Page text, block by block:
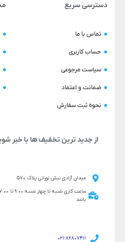
دسترسی سریع
تماس با ما
حساب کاربری
سیاست مرجوعی
ضمانت و اعتماد
نحوه ثبت سفارش
از جدید ترین تخفیف ها با خبر
میدان آزادی نبش نورانی پلاک 570
باشد
021-82807411